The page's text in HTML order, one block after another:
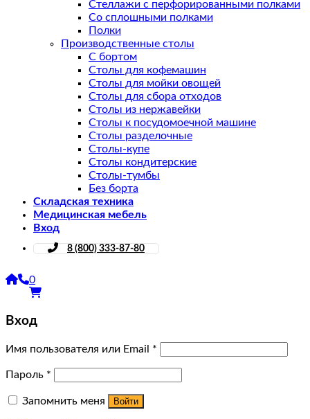
Стеллажи с перфорированными полками
Со сплошными полками
Полки
Производственные столы
С бортом
Столы для кофемашин
Столы для мойки овощей
Столы для сбора отходов
Столы из нержавейки
Столы к посудомоечной машине
Столы разделочные
Столы-купе
Столы кондитерские
Столы-тумбы
Без борта
Складская техника
Медицинская мебель
Вход
8 (800) 333-87-80
0
Вход
Имя пользователя или Email *
Пароль *
Запомнить меня Войти